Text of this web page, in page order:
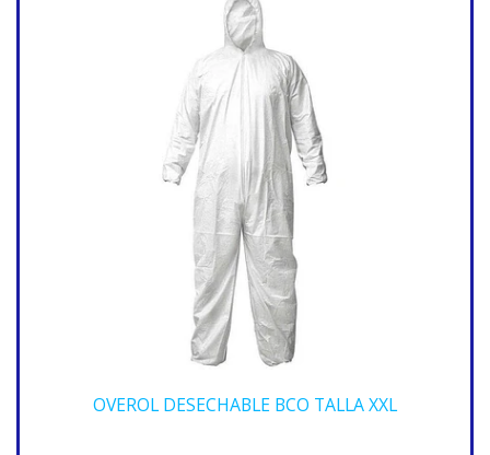
OVEROL DESECHABLE BCO TALLA XXL